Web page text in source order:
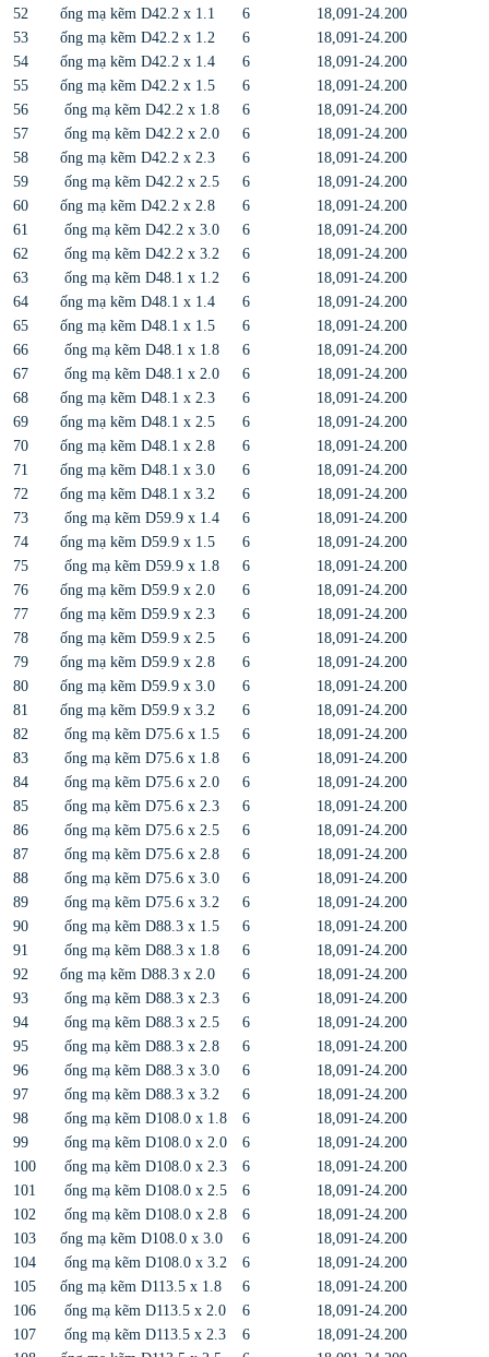
52
ống mạ kẽm D42.2 x 1.1 6
18,091-24.200
53
ống mạ kẽm D42.2 x 1.2 6
18,091-24.200
54
ống mạ kẽm D42.2 x 1.4 6
18,091-24.200
55
ống mạ kẽm D42.2 x 1.5 6
18,091-24.200
56
ống mạ kẽm D42.2 x 1.8 6
18,091-24.200
57
ống mạ kẽm D42.2 x 2.0 6
18,091-24.200
58
ống mạ kẽm D42.2 x 2.3 6
18,091-24.200
59
ống mạ kẽm D42.2 x 2.5 6
18,091-24.200
60
ống mạ kẽm D42.2 x 2.8 6
18,091-24.200
61
ống mạ kẽm D42.2 x 3.0 6
18,091-24.200
62
ống mạ kẽm D42.2 x 3.2 6
18,091-24.200
63
ống mạ kẽm D48.1 x 1.2 6
18,091-24.200
64
ống mạ kẽm D48.1 x 1.4 6
18,091-24.200
65
ống mạ kẽm D48.1 x 1.5 6
18,091-24.200
66
ống mạ kẽm D48.1 x 1.8 6
18,091-24.200
67
ống mạ kẽm D48.1 x 2.0 6
18,091-24.200
68
ống mạ kẽm D48.1 x 2.3 6
18,091-24.200
69
ống mạ kẽm D48.1 x 2.5 6
18,091-24.200
70
ống mạ kẽm D48.1 x 2.8 6
18,091-24.200
71
ống mạ kẽm D48.1 x 3.0 6
18,091-24.200
72
ống mạ kẽm D48.1 x 3.2 6
18,091-24.200
73
ống mạ kẽm D59.9 x 1.4 6
18,091-24.200
74
ống mạ kẽm D59.9 x 1.5 6
18,091-24.200
75
ống mạ kẽm D59.9 x 1.8 6
18,091-24.200
76
ống mạ kẽm D59.9 x 2.0 6
18,091-24.200
77
ống mạ kẽm D59.9 x 2.3 6
18,091-24.200
78
ống mạ kẽm D59.9 x 2.5 6
18,091-24.200
79
ống mạ kẽm D59.9 x 2.8 6
18,091-24.200
80
ống mạ kẽm D59.9 x 3.0 6
18,091-24.200
81
ống mạ kẽm D59.9 x 3.2 6
18,091-24.200
82
ống mạ kẽm D75.6 x 1.5 6
18,091-24.200
83
ống mạ kẽm D75.6 x 1.8 6
18,091-24.200
84
ống mạ kẽm D75.6 x 2.0 6
18,091-24.200
85
ống mạ kẽm D75.6 x 2.3 6
18,091-24.200
86
ống mạ kẽm D75.6 x 2.5 6
18,091-24.200
87
ống mạ kẽm D75.6 x 2.8 6
18,091-24.200
88
ống mạ kẽm D75.6 x 3.0 6
18,091-24.200
89
ống mạ kẽm D75.6 x 3.2 6
18,091-24.200
90
ống mạ kẽm D88.3 x 1.5 6
18,091-24.200
91
ống mạ kẽm D88.3 x 1.8 6
18,091-24.200
92
ống mạ kẽm D88.3 x 2.0 6
18,091-24.200
93
ống mạ kẽm D88.3 x 2.3 6
18,091-24.200
94
ống mạ kẽm D88.3 x 2.5 6
18,091-24.200
95
ống mạ kẽm D88.3 x 2.8 6
18,091-24.200
96
ống mạ kẽm D88.3 x 3.0 6
18,091-24.200
97
ống mạ kẽm D88.3 x 3.2 6
18,091-24.200
98
ống mạ kẽm D108.0 x 1.8 6
18,091-24.200
99
ống mạ kẽm D108.0 x 2.0 6
18,091-24.200
100
ống mạ kẽm D108.0 x 2.3 6
18,091-24.200
101
ống mạ kẽm D108.0 x 2.5 6
18,091-24.200
102
ống mạ kẽm D108.0 x 2.8 6
18,091-24.200
103
ống mạ kẽm D108.0 x 3.0 6
18,091-24.200
104
ống mạ kẽm D108.0 x 3.2 6
18,091-24.200
105
ống mạ kẽm D113.5 x 1.8 6
18,091-24.200
106
ống mạ kẽm D113.5 x 2.0 6
18,091-24.200
107
ống mạ kẽm D113.5 x 2.3 6
18,091-24.200